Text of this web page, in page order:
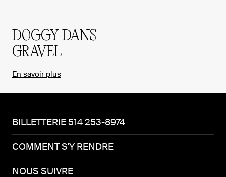
DOGGY DANS
GRAVEL
En savoir plus
BILLETTERIE 514 253-8974
COMMENT S'Y RENDRE
NOUS SUIVRE